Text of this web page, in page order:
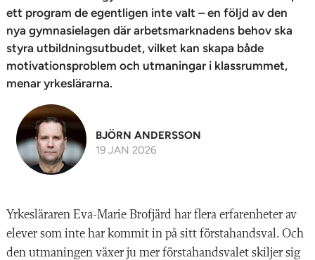
ett program de egentligen inte valt – en följd av den
nya gymnasielagen där arbetsmarknadens behov ska
styra utbildningsutbudet, vilket kan skapa både
motivationsproblem och utmaningar i klassrummet,
menar yrkeslärarna.
BJÖRN ANDERSSON
19 JAN 2026
Yrkesläraren Eva-Marie Brofjärd har flera erfarenheter av
elever som inte har kommit in på sitt förstahandsval. Och
den utmaningen växer ju mer förstahandsvalet skiljer sig